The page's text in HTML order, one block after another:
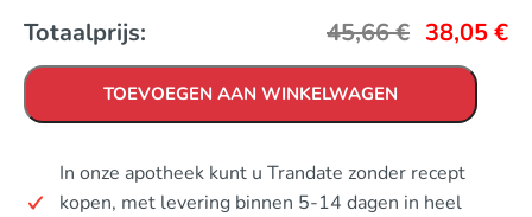
Totaalprijs: 45,66€ 38,05€
TOEVOEGEN AAN WINKELWAGEN
In onze apotheek kunt u Trandate zonder recept
kopen, met levering binnen 5-14 dagen in heel